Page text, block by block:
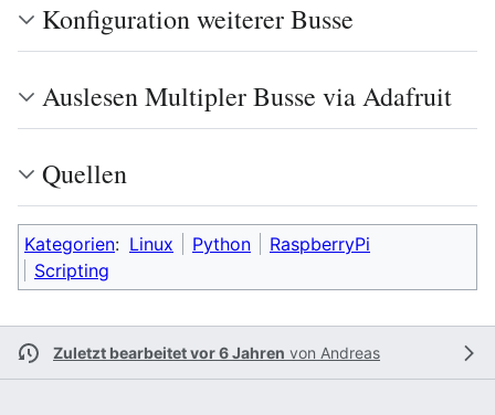
Konfiguration weiterer Busse
Auslesen Multipler Busse via Adafruit
Quellen
Kategorien: Linux Python
RaspberryPi
Scripting
Zuletzt bearbeitet vor 6 Jahren von Andreas